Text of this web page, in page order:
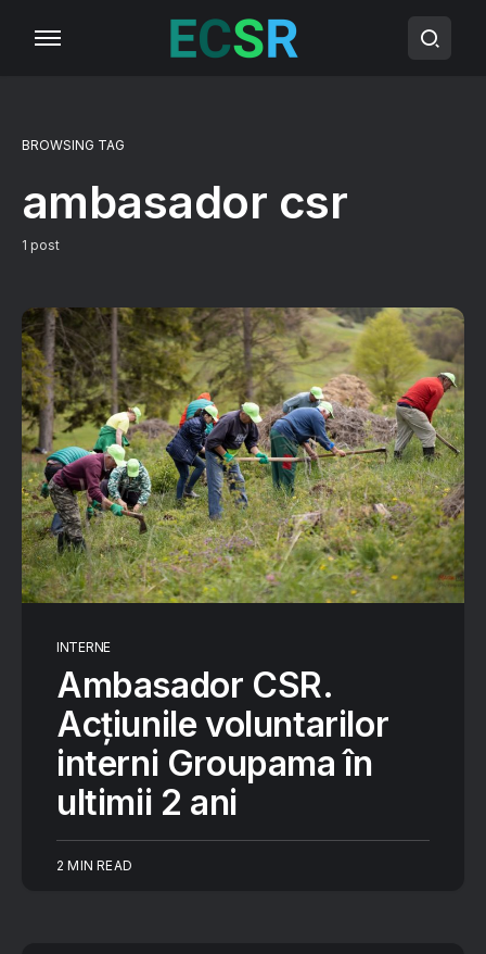
BROWSING TAG
ambasador csr
1 post
INTERNE
Ambasador CSR.
Acțiunile voluntarilor
interni Groupama în
ultimii 2 ani
2 MIN READ